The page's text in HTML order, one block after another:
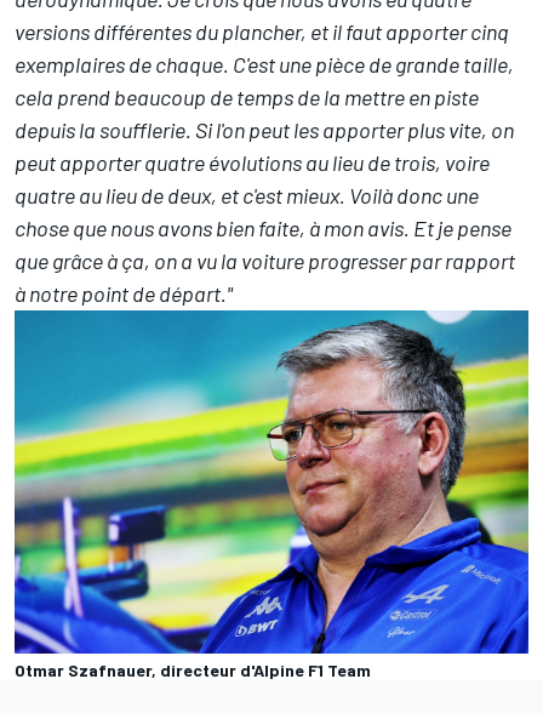
versions différentes du plancher, et il faut apporter cinq
exemplaires de chaque. C'est une pièce de grande taille,
cela prend beaucoup de temps de la mettre en piste
depuis la soufflerie. Si l'on peut les apporter plus vite, on
peut apporter quatre évolutions au lieu de trois, voire
quatre au lieu de deux, et c'est mieux. Voilà donc une
chose que nous avons bien faite, à mon avis. Et je pense
que grâce à ça, on a vu la voiture progresser par rapport
à notre point de départ."
Otmar Szafnauer, directeur d'Alpine F1 Team